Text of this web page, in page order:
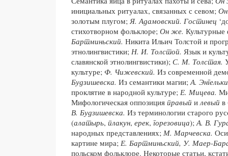
инициальных ритуалах, связанных с севом;
золотым плугом; Я. Адамовский. Гостинец
стихотворном фольклоре; Он же.
Бартминьский. Никита Ильич Толстой и
этнолингвистики; Н. И. Толстой. Язык и
славянской этнолингвистики); С. М. Толстая.
культуре; Ф. Чижевский. Из современной
Будзишевска. Из семантики магии; А.
проклятие в народной культуре; Е. Мицева.
Мифологическая оппозиция правый и левый в
В. Будзишевска. Из терминологии старого
(алатырь, плакун, ерек, горезовица); А. В.
народных представлениях; М. Марчевска.
картине мира; Е. Бартминьский, У. Маер-
польском фольклоре. Некоторые статьи,